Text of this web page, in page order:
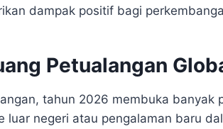
dampak positif bagi
Petualangan
tahun 2026 membuka banyak
luar negeri atau pengalaman baru